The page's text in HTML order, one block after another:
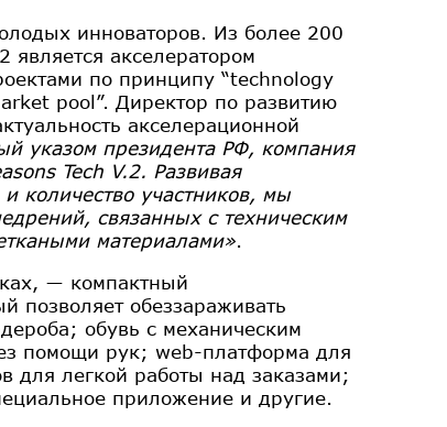
инноваторов. Из более 200
является акселератором
по принципу “technology
pool”. Директор по развитию
акселерационной
указом президента РФ, компания
Tech V.2. Развивая
количество участников, мы
связанных с техническим
материалами».
― компактный
позволяет обеззараживать
обувь с механическим
помощи рук; web-платформа для
легкой работы над заказами;
приложение и другие.